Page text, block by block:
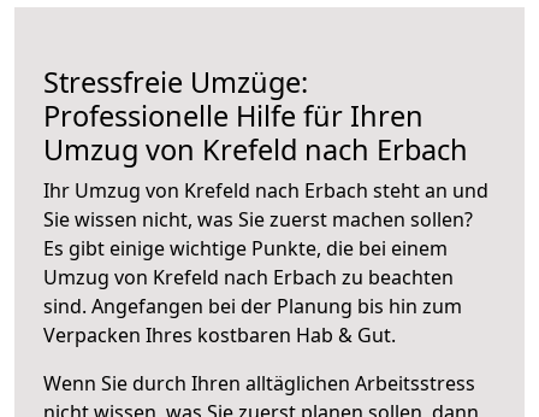
Stressfreie Umzüge:
Professionelle Hilfe für Ihren
Umzug von Krefeld nach Erbach
Ihr Umzug von Krefeld nach Erbach steht an und
Sie wissen nicht, was Sie zuerst machen sollen?
Es gibt einige wichtige Punkte, die bei einem
Umzug von Krefeld nach Erbach zu beachten
sind. Angefangen bei der Planung bis hin zum
Verpacken Ihres kostbaren Hab & Gut.
Wenn Sie durch Ihren alltäglichen Arbeitsstress